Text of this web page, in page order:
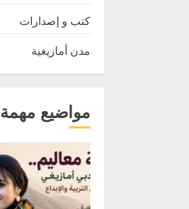
كتب و إصدارات
مدن أمازيغية
مواضيع مهمة